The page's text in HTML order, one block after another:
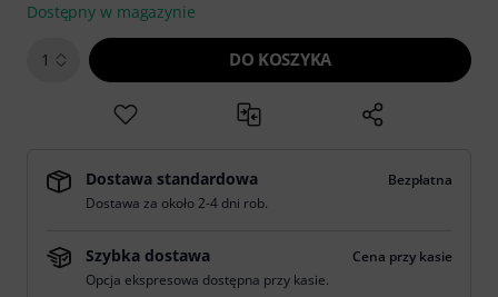
Dostępny w magazynie
1 DO KOSZYKA
Dostawa standardowa
Bezpłatna
Dostawa za około 2-4 dni rob.
Szybka dostawa
Cena przy kasie
Opcja ekspresowa dostępna przy kasie.